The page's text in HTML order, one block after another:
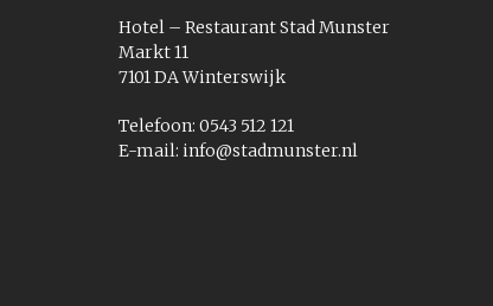
Hotel – Restaurant Stad Munster
Markt 11
7101 DA Winterswijk
Telefoon: 0543 512 121
E-mail: info@stadmunster.nl